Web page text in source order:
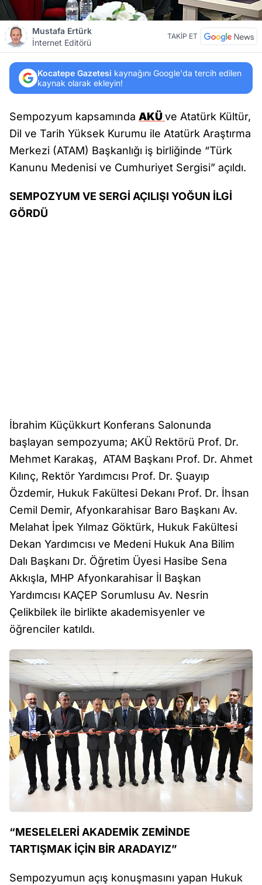
Mustafa Ertürk
İnternet Editörü
TAKİP ET
Kocatepe Gazetesi kaynağını Google'da tercih edilen
kaynak olarak ekleyin!
Sempozyum kapsamında AKÜve Atatürk Kültür,
Dil ve Tarih Yüksek Kurumu ile Atatürk Araştırma
Merkezi (ATAM) Başkanlığı iş birliğinde “Türk
Kanunu Medenisi ve Cumhuriyet Sergisi” açıldı.
SEMPOZYUM VE SERGİ AÇILIŞI YOĞUN İLGİ
GÖRDÜ
İbrahim Küçükkurt Konferans Salonunda
başlayan sempozyuma; AKÜ Rektörü Prof. Dr.
Mehmet Karakaş, ATAM Başkanı Prof. Dr. Ahmet
Kılınç, Rektör Yardımcısı Prof. Dr. Şuayıp
Özdemir, Hukuk Fakültesi Dekanı Prof. Dr. İhsan
Cemil Demir, Afyonkarahisar Baro Başkanı Av.
Melahat İpek Yılmaz Göktürk, Hukuk Fakültesi
Dekan Yardımcısı ve Medeni Hukuk Ana Bilim
Dalı Başkanı Dr. Öğretim Üyesi Hasibe Sena
Akkışla, MHP Afyonkarahisar İl Başkan
Yardımcısı KAÇEP Sorumlusu Av. Nesrin
Çelikbilek ile birlikte akademisyenler ve
öğrenciler katıldı.
“MESELELERİ AKADEMİK ZEMİNDE
TARTIŞMAK İÇİN BİR ARADAYIZ”
Sempozyumun açış konuşmasını yapan Hukuk